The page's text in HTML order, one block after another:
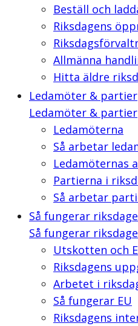
Beställ och
Riksdagens
Allmänna
Hitta äldre
Ledamöter & partier
Ledamöter & partier
Ledamöterna
Så arbetar
Ledamöternas
Partierna i
Så arbetar
Så fungerar
Så fungerar
Utskotten och
Riksdagens
Arbetet i
Så fungerar EU
Riksdagens